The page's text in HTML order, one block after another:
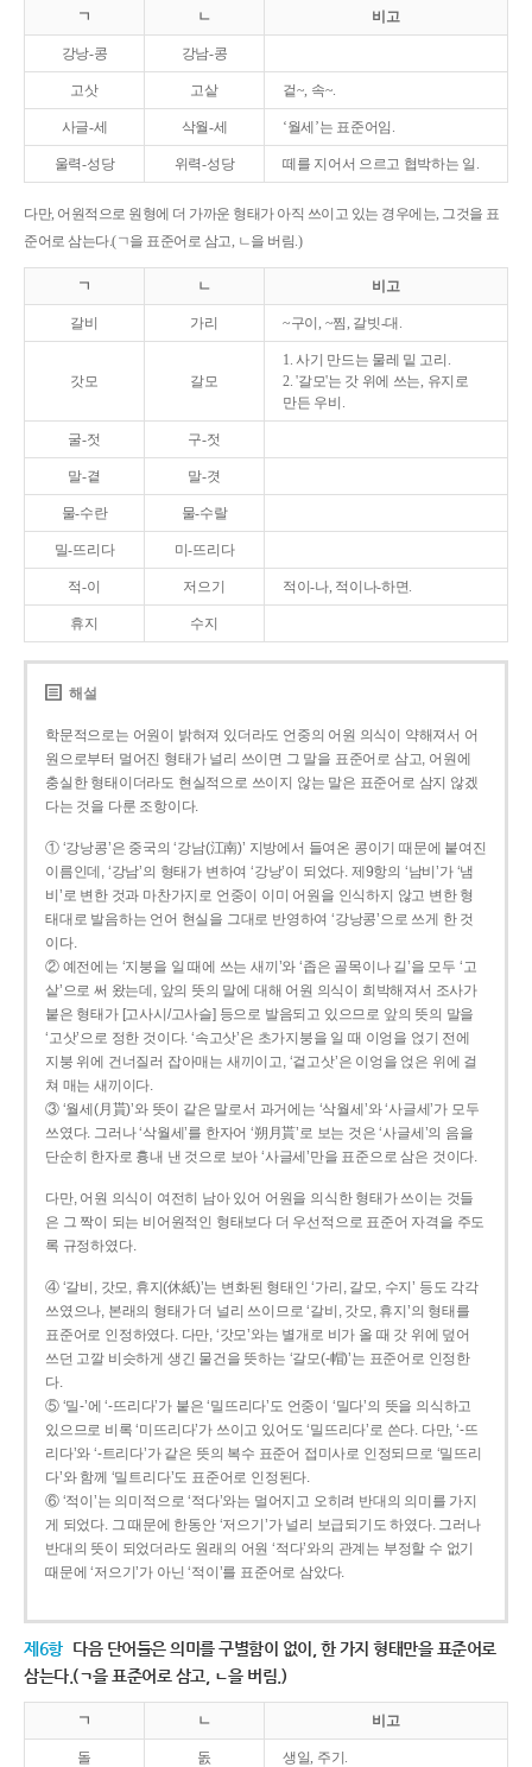
ㄱ ㄴ 비고
강낭-콩 강남-콩
고삿 고샅 겉~, 속~.
사글-세 삭월-세 ‘월세’는 표준어임.
울력-성당 위력-성당 떼를 지어서 으르고 협박하는 일.
다만, 어원적으로 원형에 더 가까운 형태가 아직 쓰이고 있는 경우에는, 그것을 표
준어로 삼는다.(ㄱ을 표준어로 삼고, ㄴ을 버림.)
ㄱ ㄴ 비고
갈비 가리 ~구이, ~찜, 갈빗-대.
갓모 갈모
1. 사기 만드는 물레 밑 고리.
2. '갈모'는 갓 위에 쓰는, 유지로
만든 우비.
굴-젓 구-젓
말-곁 말-겻
물-수란 물-수랄
밀-뜨리다 미-뜨리다
적-이 저으기 적이-나, 적이나-하면.
휴지 수지
해설
학문적으로는 어원이 밝혀져 있더라도 언중의 어원 의식이 약해져서 어
원으로부터 멀어진 형태가 널리 쓰이면 그 말을 표준어로 삼고, 어원에
충실한 형태이더라도 현실적으로 쓰이지 않는 말은 표준어로 삼지 않겠
다는 것을 다룬 조항이다.
① ‘강낭콩’은 중국의 ‘강남(江南)’ 지방에서 들여온 콩이기 때문에 붙여진
이름인데, ‘강남’의 형태가 변하여 ‘강낭’이 되었다. 제9항의 ‘남비’가 ‘냄
비’로 변한 것과 마찬가지로 언중이 이미 어원을 인식하지 않고 변한 형
태대로 발음하는 언어 현실을 그대로 반영하여 ‘강낭콩’으로 쓰게 한 것
이다.
② 예전에는 ‘지붕을 일 때에 쓰는 새끼’와 ‘좁은 골목이나 길’을 모두 ‘고
샅’으로 써 왔는데, 앞의 뜻의 말에 대해 어원 의식이 희박해져서 조사가
붙은 형태가 [고사시/고사슬] 등으로 발음되고 있으므로 앞의 뜻의 말을
‘고삿’으로 정한 것이다. ‘속고삿’은 초가지붕을 일 때 이엉을 얹기 전에
지붕 위에 건너질러 잡아매는 새끼이고, ‘겉고삿’은 이엉을 얹은 위에 걸
쳐 매는 새끼이다.
③ ‘월세(月貰)’와 뜻이 같은 말로서 과거에는 ‘삭월세’와 ‘사글세’가 모두
쓰였다. 그러나 ‘삭월세’를 한자어 ‘朔月貰’로 보는 것은 ‘사글세’의 음을
단순히 한자로 흉내 낸 것으로 보아 ‘사글세’만을 표준으로 삼은 것이다.
다만, 어원 의식이 여전히 남아 있어 어원을 의식한 형태가 쓰이는 것들
은 그 짝이 되는 비어원적인 형태보다 더 우선적으로 표준어 자격을 주도
록 규정하였다.
④ ‘갈비, 갓모, 휴지(休紙)’는 변화된 형태인 ‘가리, 갈모, 수지’ 등도 각각
쓰였으나, 본래의 형태가 더 널리 쓰이므로 ‘갈비, 갓모, 휴지’의 형태를
표준어로 인정하였다. 다만, ‘갓모’와는 별개로 비가 올 때 갓 위에 덮어
쓰던 고깔 비슷하게 생긴 물건을 뜻하는 ‘갈모(-帽)’는 표준어로 인정한
다.
⑤ ‘밀-’에 ‘-뜨리다’가 붙은 ‘밀뜨리다’도 언중이 ‘밀다’의 뜻을 의식하고
있으므로 비록 ‘미뜨리다’가 쓰이고 있어도 ‘밀뜨리다’로 쓴다. 다만, ‘-뜨
리다’와 ‘-트리다’가 같은 뜻의 복수 표준어 접미사로 인정되므로 ‘밀뜨리
다’와 함께 ‘밀트리다’도 표준어로 인정된다.
⑥ ‘적이’는 의미적으로 ‘적다’와는 멀어지고 오히려 반대의 의미를 가지
게 되었다. 그 때문에 한동안 ‘저으기’가 널리 보급되기도 하였다. 그러나
반대의 뜻이 되었더라도 원래의 어원 ‘적다’와의 관계는 부정할 수 없기
때문에 ‘저으기’가 아닌 ‘적이’를 표준어로 삼았다.
제6항 다음 단어들은 의미를 구별함이 없이, 한 가지 형태만을 표준어로
삼는다.(ㄱ을 표준어로 삼고, ㄴ을 버림.)
ㄱ ㄴ 비고
돌 돐 생일, 주기.